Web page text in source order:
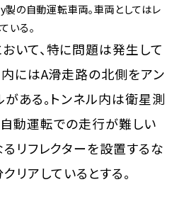
の自動運転車両。車両としてはレ
いる。
いて、特に問題は発生して
内にはA滑走路の北側をアン
がある。トンネル内は衛星測
動運転での走行が難しい
リフレクターを設置するな
リアしているとする。